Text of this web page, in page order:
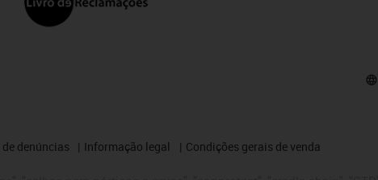
denúncias Informação legal Condições gerais de venda